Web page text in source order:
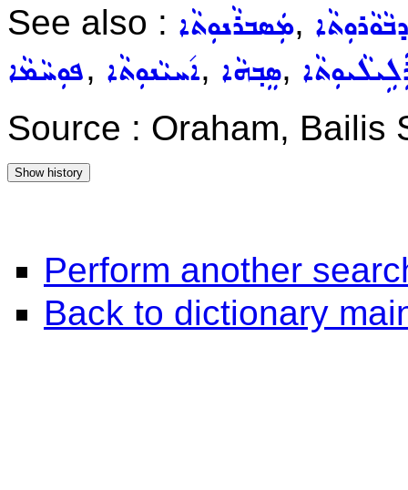
See also : ܡܲܣܒܪܵܢܘܼܬܵܐ,
ܦܘܼܚܵܡܵܐ, ܐ݇ܚܝܵܢܘܼܬܵܐ, ܣܸܒ݂ܗܵܐ,
Source : Oraham, Bailis
Perform another
Back to dictionary